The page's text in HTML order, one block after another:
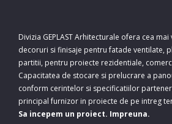
Divizia GEPLAST Arhitecturale ofera cea
decoruri si finisaje pentru fatade ventilate,
partitii, pentru proiecte rezidentiale,
Capacitatea de stocare si prelucrare a
conform cerintelor si specificatiilor
principal furnizor in proiecte de pe intreg
Sa incepem un proiect. Impreuna.